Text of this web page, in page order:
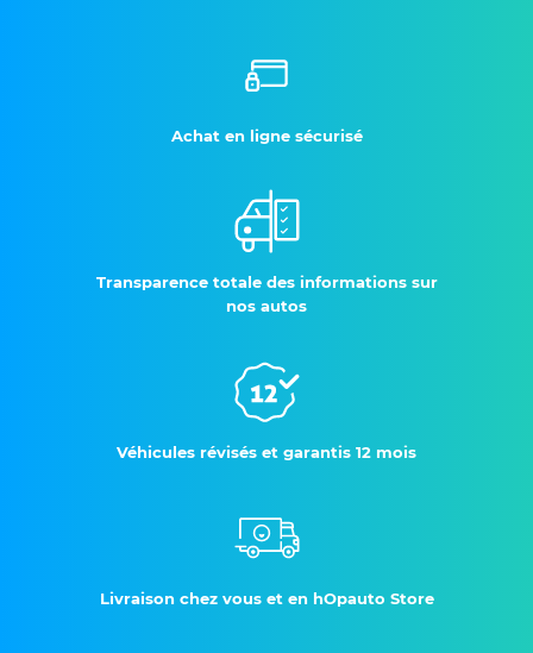
Achat en ligne sécurisé
Transparence totale des informations sur
nos autos
Véhicules révisés et garantis 12 mois
Livraison chez vous et en hOpauto Store